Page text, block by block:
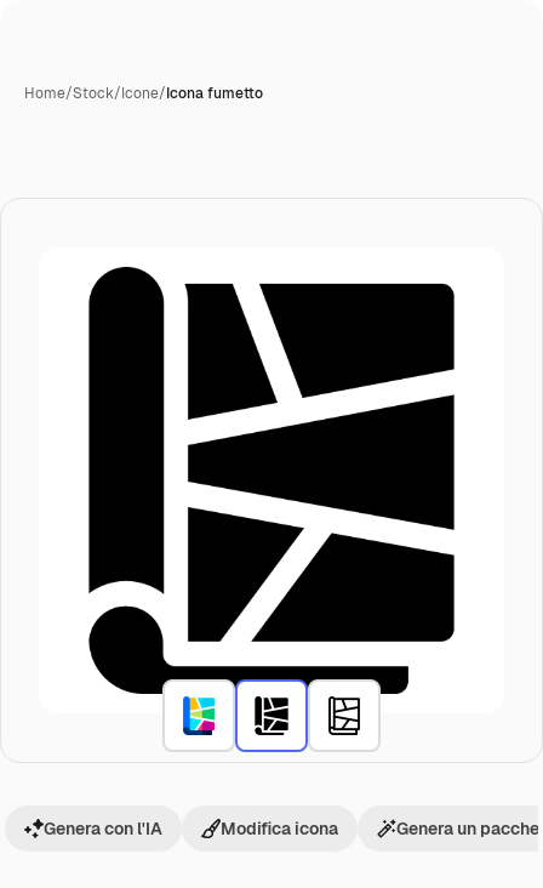
Home/Stock/Icone/Icona fumetto
Genera con l'IA Modifica icona Genera un